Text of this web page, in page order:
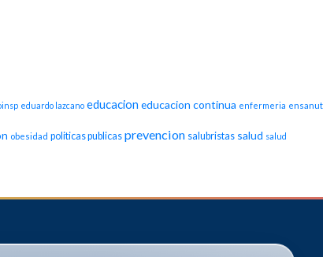
eduardo lazcano educacion educacion continua enfermeria ensanut
obesidad politicas publicas prevencion salubristas salud salud